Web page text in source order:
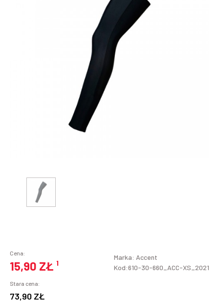
Cena:
15,90 ZŁ ¹
Stara cena:
73,90 ZŁ
Marka: Accent
Kod:610-30-660_ACC-XS_2021